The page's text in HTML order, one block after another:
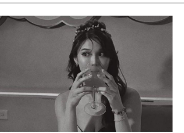
會想再開一家自己的店。」